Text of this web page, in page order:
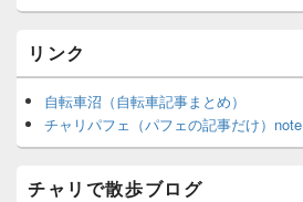
リンク
自転車沼（自転車記事まとめ）
チャリパフェ（パフェの記事だけ）note
チャリで散歩ブログ